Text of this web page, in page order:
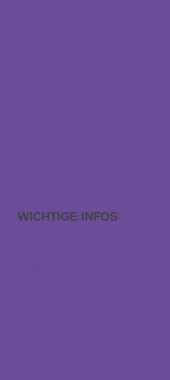
WICHTIGE INFOS